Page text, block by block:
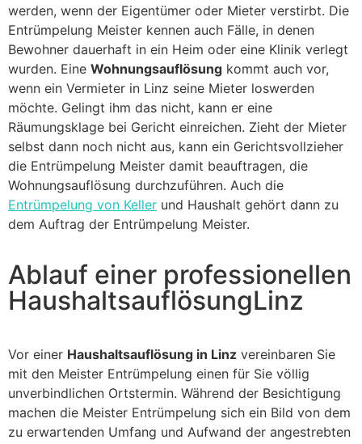
werden, wenn der Eigentümer oder Mieter verstirbt. Die
Entrümpelung Meister kennen auch Fälle, in denen
Bewohner dauerhaft in ein Heim oder eine Klinik verlegt
wurden. Eine Wohnungsauflösung kommt auch vor,
wenn ein Vermieter in Linz seine Mieter loswerden
möchte. Gelingt ihm das nicht, kann er eine
Räumungsklage bei Gericht einreichen. Zieht der Mieter
selbst dann noch nicht aus, kann ein Gerichtsvollzieher
die Entrümpelung Meister damit beauftragen, die
Wohnungsauflösung durchzuführen. Auch die
Entrümpelung von Keller und Haushalt gehört dann zu
dem Auftrag der Entrümpelung Meister.
Ablauf einer professionellen
HaushaltsauflösungLinz
Vor einer Haushaltsauflösung in Linz vereinbaren Sie
mit den Meister Entrümpelung einen für Sie völlig
unverbindlichen Ortstermin. Während der Besichtigung
machen die Meister Entrümpelung sich ein Bild von dem
zu erwartenden Umfang und Aufwand der angestrebten